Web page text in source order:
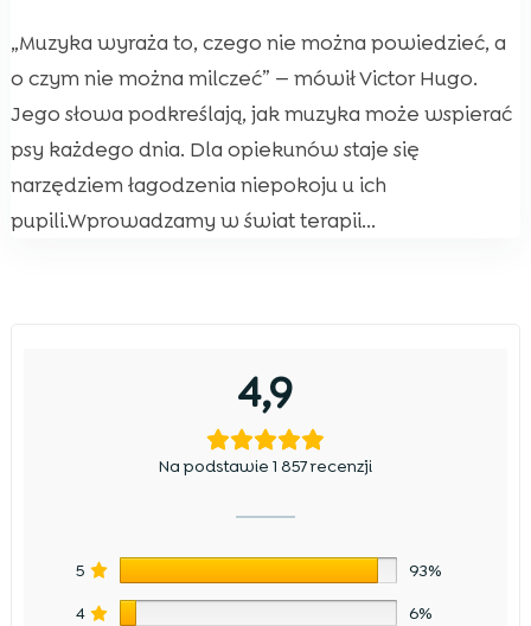
„Muzyka wyraża to, czego nie można powiedzieć, a
o czym nie można milczeć” — mówił Victor Hugo.
Jego słowa podkreślają, jak muzyka może wspierać
psy każdego dnia. Dla opiekunów staje się
narzędziem łagodzenia niepokoju u ich
pupili.Wprowadzamy w świat terapii...
4,9
Na podstawie 1 857 recenzji
5 93%
4 6%